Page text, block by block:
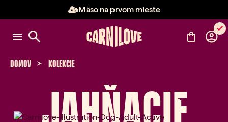
Mäso na prvom mieste
Položka 2 z 3: Mäso na prvom
DOMOV KOLEKCIE